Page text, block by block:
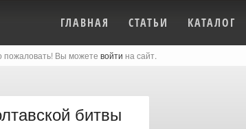
ГЛАВНАЯ СТАТЬИ КАТАЛОГ
пожаловать! Вы можете войти на сайт.
битвы